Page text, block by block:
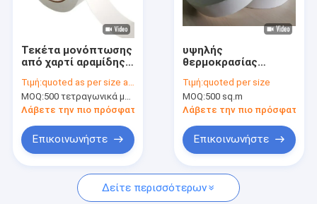
Γύρος εργοστασίων
Ποιοτικός έλεγχος
Συγκολλητική ταινία μόνωσης
Ταινία μόνωσης υφασμάτων γυαλιού
Ανθεκτική στη θερμότητα ταινία μόνωσης
Τεκέτα μονόπτωσης
από χαρτί αραμίδης
πολλαπλές επιλογές
μοντέλων
Τιμή:quoted as per size and quantity
MOQ:500 τετραγωνικά μέτρα
Λάβετε την πιο πρόσφατη τιμή
Επικοινωνήστε
υψηλής
θερμοκρασίας
ταινία εγγράφου
Aramid μόνωσης
Τιμή:quoted per size
MOQ:500 sq.m
Λάβετε την πιο πρόσφατη
Επικοινωνήστε
Δείτε περισσότερων